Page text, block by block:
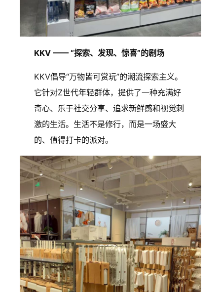
KKV —— “探索、发现、惊喜”的剧场
KKV倡导“万物皆可赏玩”的潮流探索主义。
它针对Z世代年轻群体，提供了一种充满好
奇心、乐于社交分享、追求新鲜感和视觉刺
激的生活。生活不是修行，而是一场盛大
的、值得打卡的派对。